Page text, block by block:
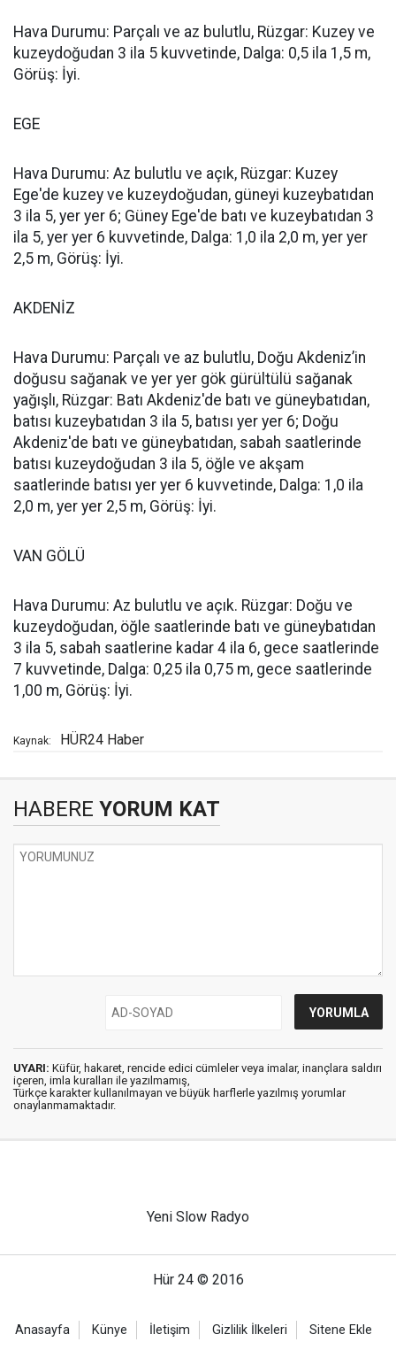
Hava Durumu: Parçalı ve az bulutlu, Rüzgar: Kuzey ve
kuzeydoğudan 3 ila 5 kuvvetinde, Dalga: 0,5 ila 1,5 m,
Görüş: İyi.
EGE
Hava Durumu: Az bulutlu ve açık, Rüzgar: Kuzey
Ege'de kuzey ve kuzeydoğudan, güneyi kuzeybatıdan
3 ila 5, yer yer 6; Güney Ege'de batı ve kuzeybatıdan 3
ila 5, yer yer 6 kuvvetinde, Dalga: 1,0 ila 2,0 m, yer yer
2,5 m, Görüş: İyi.
AKDENİZ
Hava Durumu: Parçalı ve az bulutlu, Doğu Akdeniz’in
doğusu sağanak ve yer yer gök gürültülü sağanak
yağışlı, Rüzgar: Batı Akdeniz'de batı ve güneybatıdan,
batısı kuzeybatıdan 3 ila 5, batısı yer yer 6; Doğu
Akdeniz'de batı ve güneybatıdan, sabah saatlerinde
batısı kuzeydoğudan 3 ila 5, öğle ve akşam
saatlerinde batısı yer yer 6 kuvvetinde, Dalga: 1,0 ila
2,0 m, yer yer 2,5 m, Görüş: İyi.
VAN GÖLÜ
Hava Durumu: Az bulutlu ve açık. Rüzgar: Doğu ve
kuzeydoğudan, öğle saatlerinde batı ve güneybatıdan
3 ila 5, sabah saatlerine kadar 4 ila 6, gece saatlerinde
7 kuvvetinde, Dalga: 0,25 ila 0,75 m, gece saatlerinde
1,00 m, Görüş: İyi.
Kaynak: HÜR24 Haber
HABERE YORUM KAT
UYARI: Küfür, hakaret, rencide edici cümleler veya imalar, inançlara saldırı
içeren, imla kuralları ile yazılmamış,
Türkçe karakter kullanılmayan ve büyük harflerle yazılmış yorumlar
onaylanmamaktadır.
Yeni Slow Radyo
Hür 24 © 2016
Anasayfa Künye İletişim Gizlilik İlkeleri Sitene Ekle